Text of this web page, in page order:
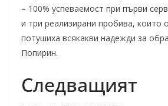
– 100% успеваемост при първи
и три реализирани пробива, които
потушиха всякакви надежди за
Попирин.
Следващият